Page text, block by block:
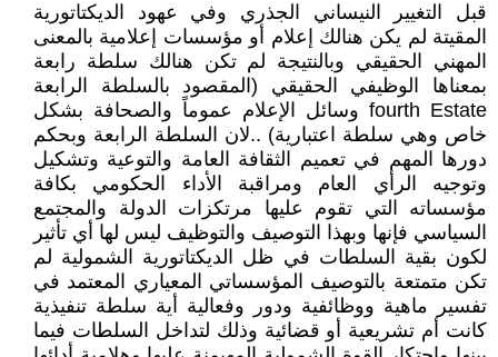
قبل التغيير النيساني الجذري وفي عهود الديكتاتورية
المقيتة لم يكن هنالك إعلام أو مؤسسات إعلامية بالمعنى
المهني الحقيقي وبالنتيجة لم تكن هنالك سلطة رابعة
بمعناها الوظيفي الحقيقي (المقصود بالسلطة الرابعة
fourth Estate وسائل الإعلام عموماً والصحافة بشكل
خاص وهي سلطة اعتبارية) ..لان السلطة الرابعة وبحكم
دورها المهم في تعميم الثقافة العامة والتوعية وتشكيل
وتوجيه الرأي العام ومراقبة الأداء الحكومي بكافة
مؤسساته التي تقوم عليها مرتكزات الدولة والمجتمع
السياسي فإنها وبهذا التوصيف والتوظيف ليس لها أي تأثير
لكون بقية السلطات في ظل الديكتاتورية الشمولية لم
تكن متمتعة بالتوصيف المؤسساتي المعياري المعتمد في
تفسير ماهية ووظائفية ودور وفعالية أية سلطة تنفيذية
كانت أم تشريعية أو قضائية وذلك لتداخل السلطات فيما